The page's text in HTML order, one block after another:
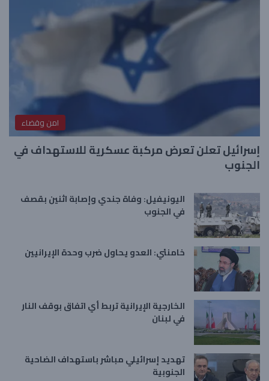
امن وقضاء
إسرائيل تعلن تعرض مركبة عسكرية للاستهداف في
الجنوب
اليونيفيل: وفاة جندي وإصابة اثنين بقصف
في الجنوب
خامنئي: العدو يحاول ضرب وحدة الإيرانيين
الخارجية الإيرانية تربط أي اتفاق بوقف النار
في لبنان
تهديد إسرائيلي مباشر باستهداف الضاحية
الجنوبية